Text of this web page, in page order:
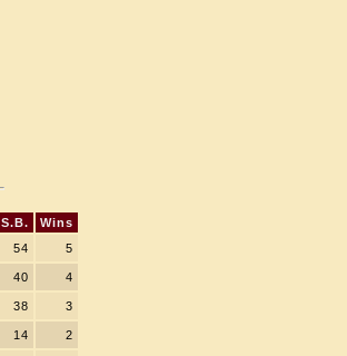
S.B.
Wins
54 5
40 4
38 3
14 2